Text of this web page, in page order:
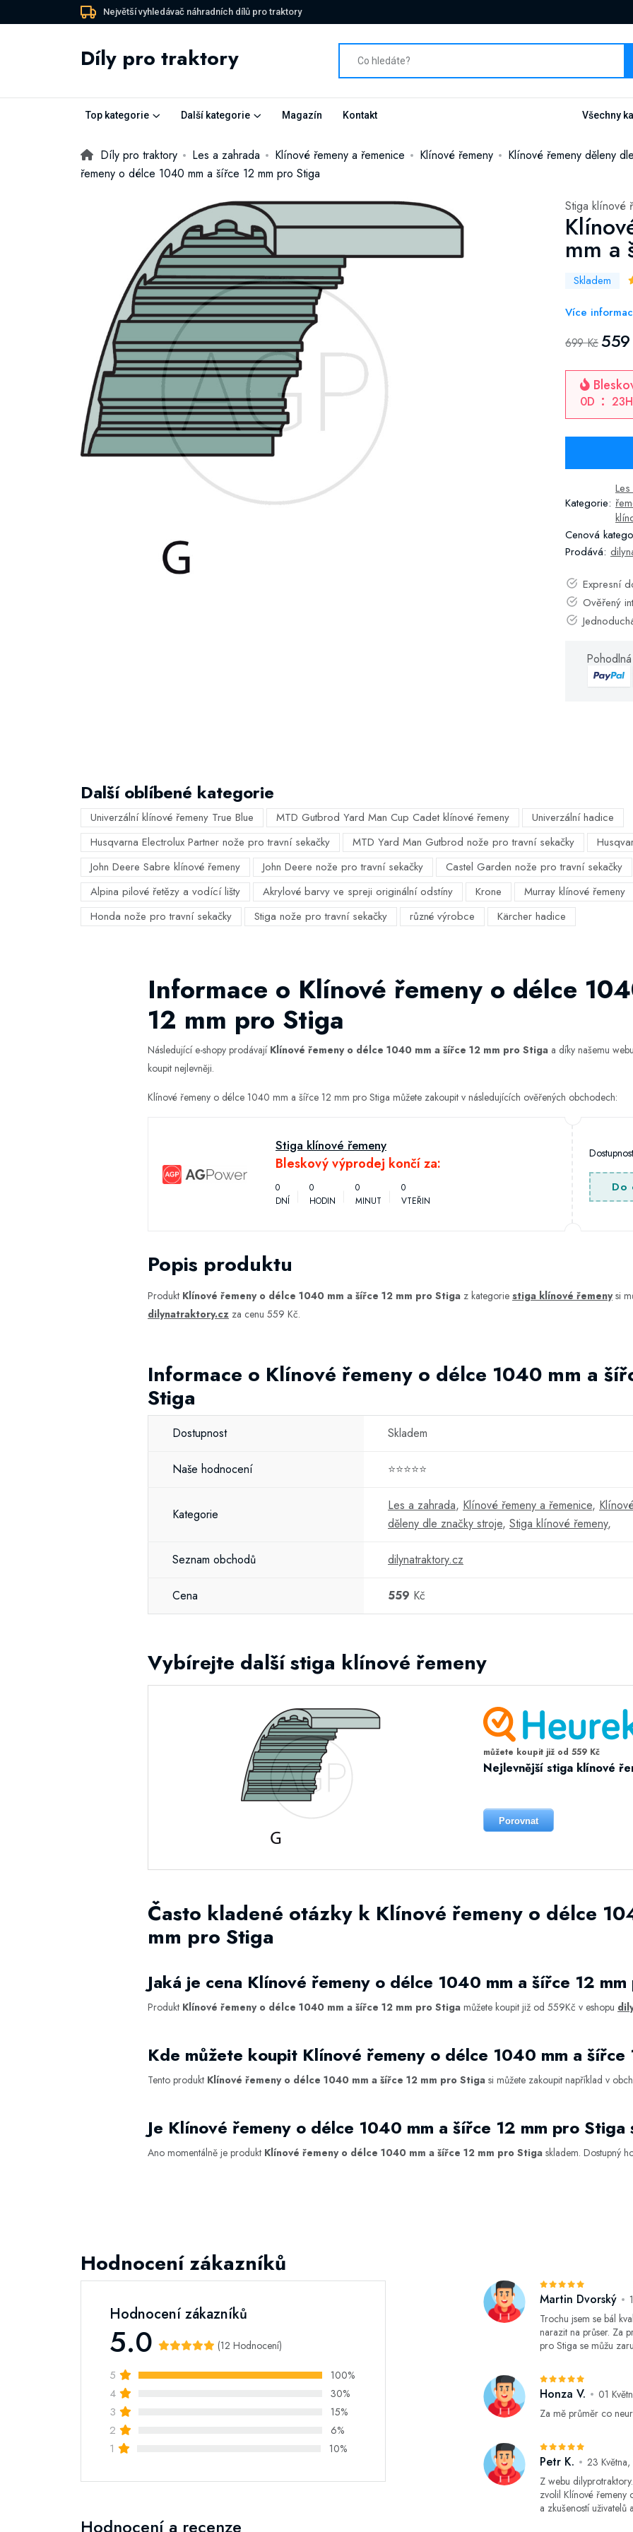
Největší vyhledávač náhradních dílů pro traktory
Díly pro traktory
Top kategorie Další kategorie Magazín Kontakt Všechny
Díly pro traktory Les a zahrada Klínové řemeny a řemenice Klínové řemeny Klínové řemeny děleny
řemeny o délce 1040 mm a šířce 12 mm pro Stiga
Stiga klínové
mm a
Skladem
Více
699 Kč
0D 23H
Kategorie:
Cenová
Prodává:
Expresní
Ověřený
Další oblíbené kategorie
Univerzální klínové řemeny True Blue MTD Gutbrod Yard Man Cup Cadet klínové řemeny
Univerzální hadice
Husqvarna Electrolux Partner nože pro travní sekačky
MTD Yard Man Gutbrod nože pro travní sekačky
John Deere Sabre klínové řemeny
John Deere nože pro travní sekačky Castel Garden nože pro travní sekačky
Alpina pilové řetězy a vodící lišty
Akrylové barvy ve spreji originální odstíny Krone Murray klínové řemeny
Honda nože pro travní sekačky
Stiga nože pro travní sekačky různé výrobce Kärcher hadice
Informace o Klínové řemeny o délce
12 mm pro Stiga
Následující e-shopy prodávají Klínové řemeny o délce 1040 mm a šířce 12 mm pro Stiga a díky našemu
koupit nejlevněji.
Klínové řemeny o délce 1040 mm a šířce 12 mm pro Stiga můžete zakoupit v následujících ověřených obchodech:
Stiga klínové řemeny
Bleskový výprodej končí za:
0
DNÍ
0
HODIN
0
MINUT
0
VTEŘIN
Do
Popis produktu
Produkt Klínové řemeny o délce 1040 mm a šířce 12 mm pro Stiga z kategorie stiga klínové řemenysi
dilynatraktory.cz za cenu 559 Kč.
Informace o Klínové řemeny o délce 1040 mm a
Stiga
Dostupnost Skladem
Naše hodnocení ⭐⭐⭐⭐⭐
Kategorie
Les a zahrada, Klínové řemeny a řemenice,
děleny dle značky stroje, Stiga klínové řemeny,
Seznam obchodů dilynatraktory.cz
Cena 559 Kč
Vybírejte další stiga klínové řemeny
můžete koupit již od 559 Kč
Nejlevnější stiga klínové
Porovnat
Často kladené otázky k Klínové řemeny o délce
mm pro Stiga
Jaká je cena Klínové řemeny o délce 1040 mm a šířce 12
Produkt Klínové řemeny o délce 1040 mm a šířce 12 mm pro Stiga můžete koupit již od 559Kč v eshopu
Kde můžete koupit Klínové řemeny o délce 1040 mm a šířce
Tento produkt Klínové řemeny o délce 1040 mm a šířce 12 mm pro Stiga si můžete zakoupit například v
Je Klínové řemeny o délce 1040 mm a šířce 12 mm pro Stiga
Ano momentálně je produkt Klínové řemeny o délce 1040 mm a šířce 12 mm pro Stiga skladem. Dostupný
Hodnocení zákazníků
Hodnocení zákazníků
5.0 (12 Hodnocení)
5 100%
4 30%
3 15%
2 6%
1 10%
Hodnocení a recenze
Martin Dvorský
Trochu jsem se bál
narazit na průser. Za
pro Stiga se můžu
Honza V.
01
Za mě průměr co
Petr K.
23
Z webu
zvolil Klínové
a zkušeností uživatelů